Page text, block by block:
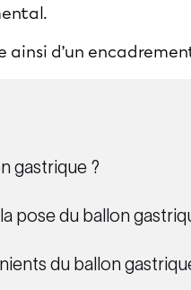
gastrique ?
pose du ballon
du ballon
d’un